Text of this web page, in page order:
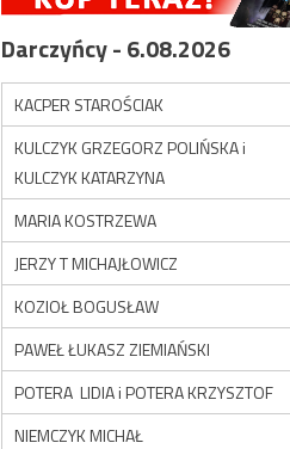
Darczyńcy - 6.08.2026
KACPER STAROŚCIAK
KULCZYK GRZEGORZ POLIŃSKA i
KULCZYK KATARZYNA
MARIA KOSTRZEWA
JERZY T MICHAJŁOWICZ
KOZIOŁ BOGUSŁAW
PAWEŁ ŁUKASZ ZIEMIAŃSKI
POTERA LIDIA i POTERA KRZYSZTOF
NIEMCZYK MICHAŁ